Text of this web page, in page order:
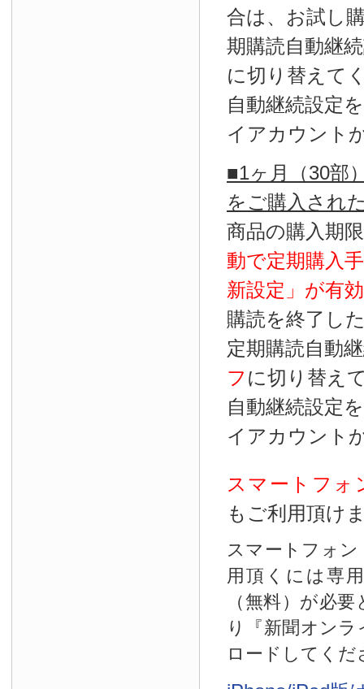
合は、お試し
期購読自動継
に切り替えて
自動継続設定
イアカウント
■1ヶ月（30部
をご購入され
商品の購入期
動で定期購入
新設定」が有効
購読を終了し
定期購読自動
フ に切り替え
自動継続設定
イアカウント
スマートフォ
もご利用頂け
スマートフォ
用頂くには専
（無料）が必
り『新聞オン
ロードしてくだ